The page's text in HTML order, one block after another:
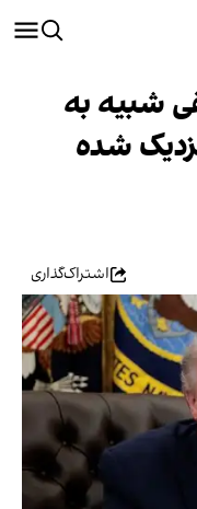
شبیه به
شده
اشتراک‌گذاری